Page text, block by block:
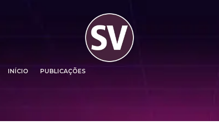
INÍCIO PUBLICAÇÕES